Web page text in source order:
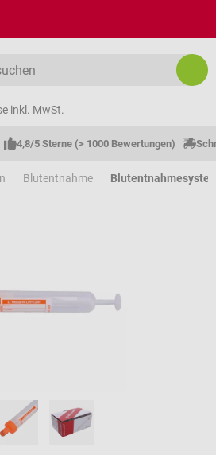
inkl. MwSt.
4,8/5 Sterne (> 1000 Bewertungen)
Blutentnahme